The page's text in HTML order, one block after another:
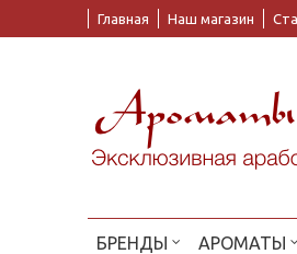
Главная Наш магазин
БРЕНДЫ АРОМАТЫ